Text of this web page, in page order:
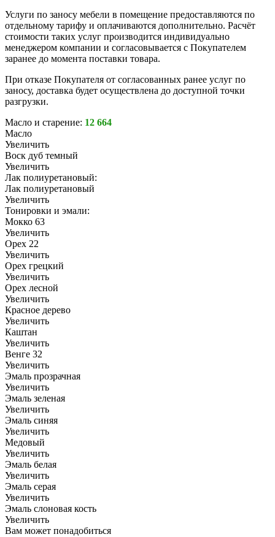
Услуги по заносу мебели в помещение предоставляются по
отдельному тарифу и оплачиваются дополнительно. Расчёт
стоимости таких услуг производится индивидуально
менеджером компании и согласовывается с Покупателем
заранее до момента поставки товара.
При отказе Покупателя от согласованных ранее услуг по
заносу, доставка будет осуществлена до доступной точки
разгрузки.
Масло и старение: 12 664
Масло
Увеличить
Воск дуб темный
Увеличить
Лак полиуретановый:
Лак полиуретановый
Увеличить
Тонировки и эмали:
Мокко 63
Увеличить
Орех 22
Увеличить
Орех грецкий
Увеличить
Орех лесной
Увеличить
Красное дерево
Увеличить
Каштан
Увеличить
Венге 32
Увеличить
Эмаль прозрачная
Увеличить
Эмаль зеленая
Увеличить
Эмаль синяя
Увеличить
Медовый
Увеличить
Эмаль белая
Увеличить
Эмаль серая
Увеличить
Эмаль слоновая кость
Увеличить
Вам может понадобиться